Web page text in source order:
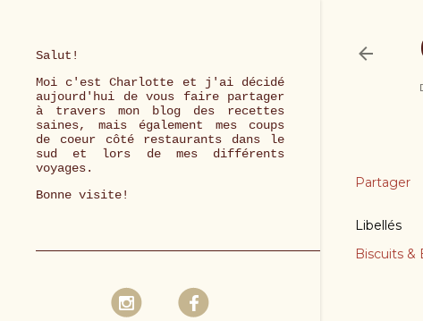
Partager
Libellés
Biscuits &
Salut!
Moi c'est Charlotte et j'ai décidé
aujourd'hui de vous faire partager
à travers mon blog des recettes
saines, mais également mes coups
de coeur côté restaurants dans le
sud et lors de mes différents
voyages.
Bonne visite!